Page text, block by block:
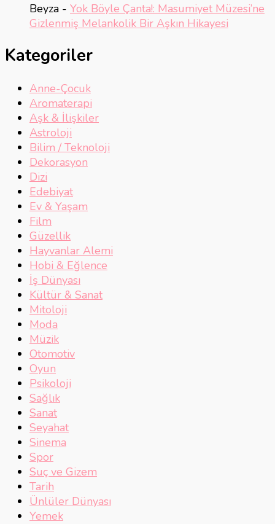
Beyza - Yok Böyle Çanta!: Masumiyet Müzesi’ne
Gizlenmiş Melankolik Bir Aşkın Hikayesi
Kategoriler
Anne-Çocuk
Aromaterapi
Aşk & İlişkiler
Astroloji
Bilim / Teknoloji
Dekorasyon
Dizi
Edebiyat
Ev & Yaşam
Film
Güzellik
Hayvanlar Alemi
Hobi & Eğlence
İş Dünyası
Kültür & Sanat
Mitoloji
Moda
Müzik
Otomotiv
Oyun
Psikoloji
Sağlık
Sanat
Seyahat
Sinema
Spor
Suç ve Gizem
Tarih
Ünlüler Dünyası
Yemek